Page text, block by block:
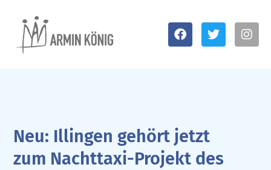
Neu: Illingen gehört jetzt
zum Nachttaxi-Projekt des